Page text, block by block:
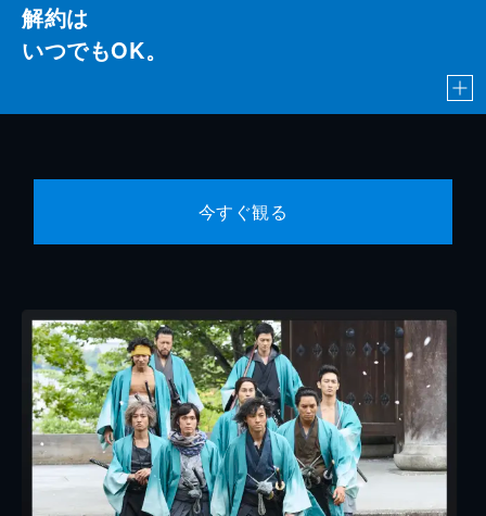
解約は
いつでもOK。
今すぐ観る